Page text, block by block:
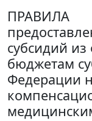
ПРАВИЛА
субсидий
бюджетам
Федерации